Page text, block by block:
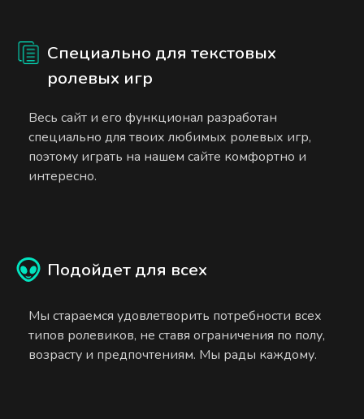
Специально для текстовых
ролевых игр
Весь сайт и его функционал разработан
специально для твоих любимых ролевых игр,
поэтому играть на нашем сайте комфортно и
интересно.
Подойдет для всех
Мы стараемся удовлетворить потребности всех
типов ролевиков, не ставя ограничения по полу,
возрасту и предпочтениям. Мы рады каждому.